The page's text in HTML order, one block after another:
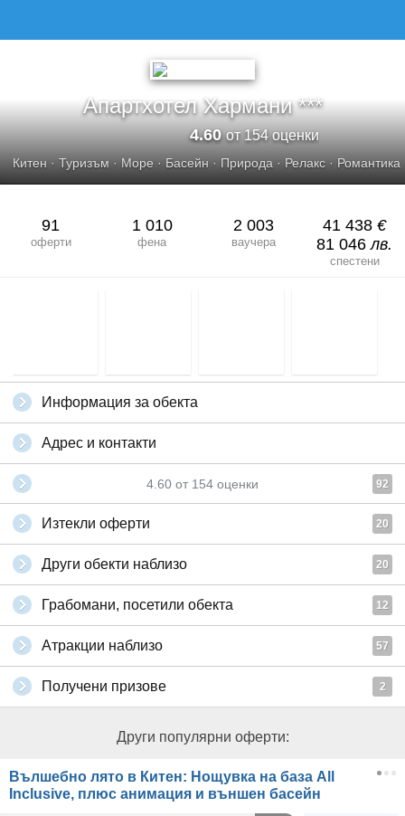
Апартхотел Хармани ***
4.60от 154 оценки
Китен · Туризъм · Море · Басейн · Природа · Релакс · Романтика
91
оферти
1 010
фена
2 003
ваучера
41 438 €
81 046лв.
спестени
Информация за обекта
Адрес и контакти
4.60 от 154 оценки 92
Изтекли оферти 20
Други обекти наблизо 20
Грабомани, посетили обекта 12
Атракции наблизо 57
Получени призове 2
Други популярни оферти:
Вълшебно лято в Китен: Нощувка на база All
Inclusive, плюс анимация и външен басейн